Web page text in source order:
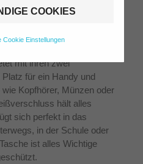
COOKIES
Cookie Einstellungen
mit ihren zwei
für ein Handy und
Kopfhörer, Münzen oder
hält alles
sich perfekt in das
in der Schule oder
ist alles Wichtige